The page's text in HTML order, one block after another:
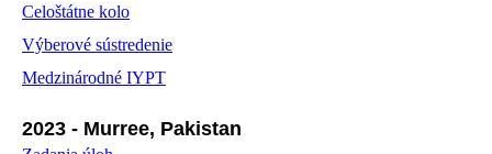
Celoštátne kolo
Výberové sústredenie
Medzinárodné IYPT
2023 - Murree, Pakistan